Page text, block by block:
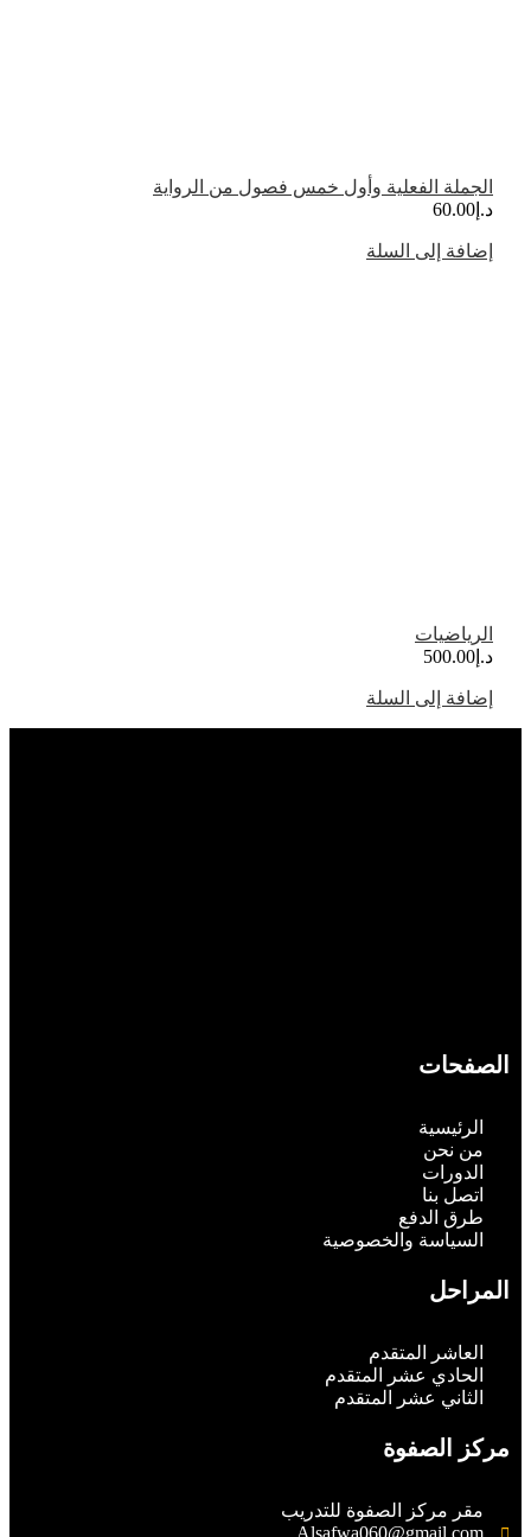
الجملة الفعلية وأول خمس فصول من الرواية
60.00
إضافة إلى السلة
الرياضيات
500.00
إضافة إلى السلة
الصفحات
الرئيسية
من نحن
الدورات
اتصل بنا
طرق الدفع
السياسة والخصوصية
المراحل
العاشر المتقدم
الحادي عشر المتقدم
الثاني عشر المتقدم
مركز الصفوة
مقر مركز الصفوة للتدريب
Alsafwa060@gmail.com